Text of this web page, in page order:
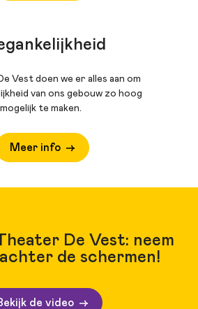
Vest doen we er alles aan om
van ons gebouw zo hoog
mogelijk te maken.
Meer info
De Vest: neem
de schermen!
de video